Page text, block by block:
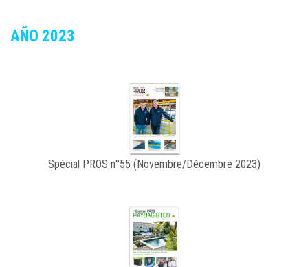
AÑO 2023
Spécial PROS n°55 (Novembre/Décembre 2023)